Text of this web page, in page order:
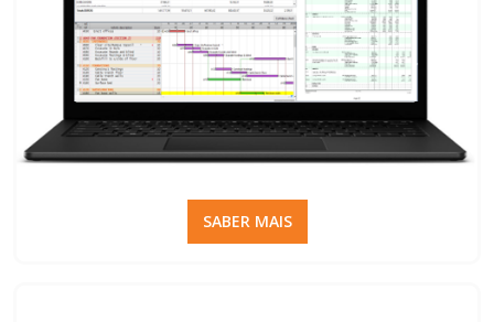
SABER MAIS